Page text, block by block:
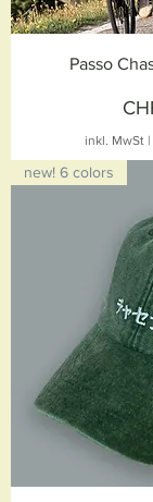
Passo
inkl. MwSt |
new! 6 colors